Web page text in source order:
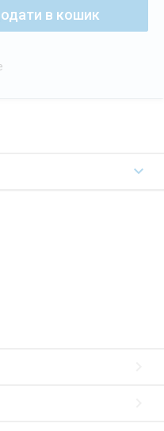
в кошик